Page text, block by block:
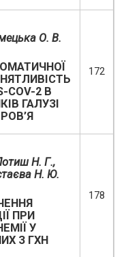
О. В.
COV-2 В
ГАЛУЗІ
172
Н. Г.,
Н. Ю.
ПРИ
У
З ГХН
178